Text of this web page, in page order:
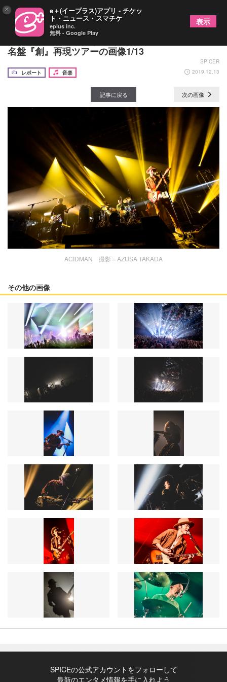
ACIDMAN 新たな驚きと発見に満ちた、17年越しの
名盤『創』再現ツアーの画像1/13
SPICER
レポート
音楽 2019.12.13
記事に戻る 次の画像
ACIDMAN 撮影＝AZUSA TAKADA
その他の画像
SPICEの公式アカウントをフォローして
最新のエンタメ情報を手に入れよう
× e＋(イープラス)アプリ - チケッ
ト・ニュース・スマチケ
eplus inc.
無料 - Google Play
表示